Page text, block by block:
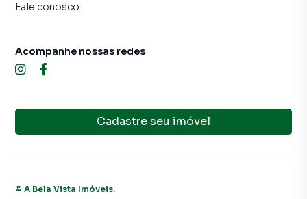
Fale conosco
Cadastre seu imóvel
Acompanhe nossas redes
© A Bela Vista Imóveis.